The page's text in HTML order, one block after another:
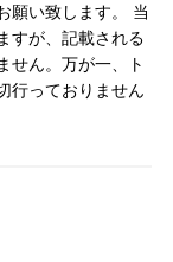
願い致します。 当
すが、記載される
せん。万が一、ト
行っておりません